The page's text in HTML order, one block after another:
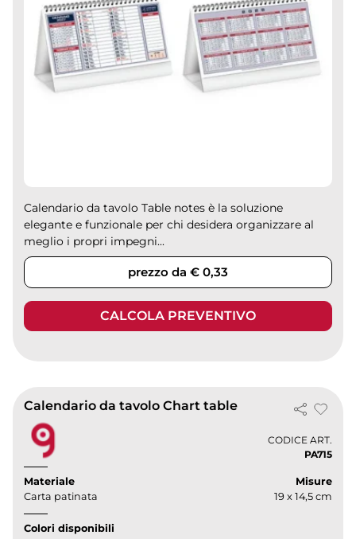
Calendario da tavolo Table notes è la soluzione
elegante e funzionale per chi desidera organizzare al
meglio i propri impegni...
prezzo da € 0,33
CALCOLA PREVENTIVO
Calendario da tavolo Chart table
CODICE ART.
PA715
Materiale
Carta patinata
Misure
19 x 14,5 cm
Colori disponibili